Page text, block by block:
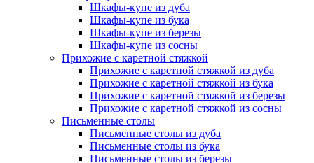
Шкафы-купе из дуба
Шкафы-купе из бука
Шкафы-купе из березы
Шкафы-купе из сосны
Прихожие с каретной стяжкой
Прихожие с каретной стяжкой из дуба
Прихожие с каретной стяжкой из бука
Прихожие с каретной стяжкой из березы
Прихожие с каретной стяжкой из сосны
Письменные столы
Письменные столы из дуба
Письменные столы из бука
Письменные столы из березы